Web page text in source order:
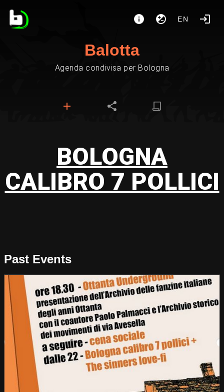
EN
Balotta
Agenda condivisa per Bologna
BOLOGNA
CALIBRO 7 POLLICI
Past Events